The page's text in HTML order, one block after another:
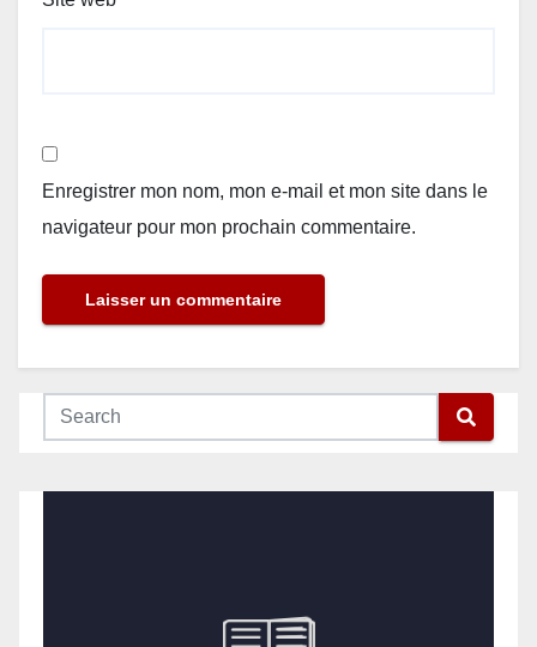
Enregistrer mon nom, mon e-mail et mon site dans le
navigateur pour mon prochain commentaire.